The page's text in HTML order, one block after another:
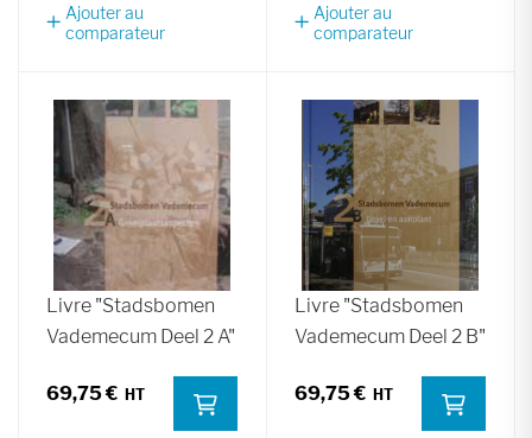
Ajouter au
comparateur
Ajouter au
comparateur
Livre "Stadsbomen
Vademecum Deel 2 A"
69,75 €
Livre "Stadsbomen
Vademecum Deel 2 B"
69,75 €